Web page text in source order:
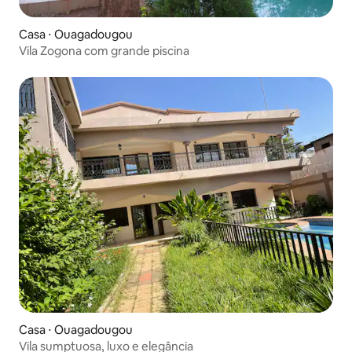
Casa ⋅ Ouagadougou
Vila Zogona com grande piscina
Casa ⋅ Ouagadougou
Vila sumptuosa, luxo e elegância